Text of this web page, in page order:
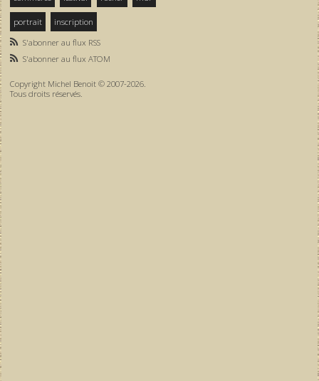
portrait
inscription
S'abonner au flux RSS
S'abonner au flux ATOM
Copyright Michel Benoit © 2007-2026.
Tous droits réservés.